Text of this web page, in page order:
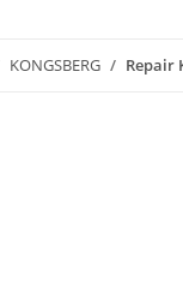
KONGSBERG Repair